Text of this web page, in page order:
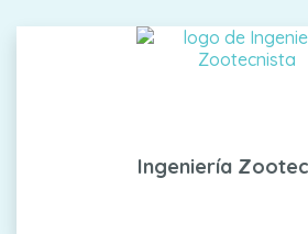
Ingeniería